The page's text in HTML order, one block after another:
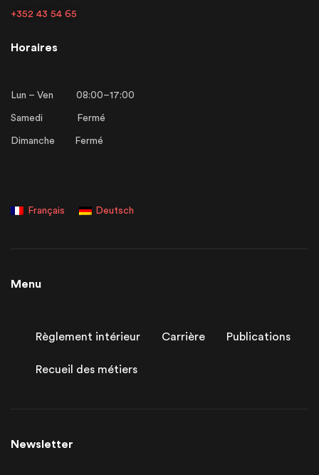
+352 43 54 65
Horaires
Lun – Ven 08:00–17:00
Samedi Fermé
Dimanche Fermé
Français Deutsch
Menu
Règlement intérieur Carrière Publications
Recueil des métiers
Newsletter